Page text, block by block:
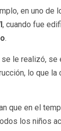
en uno de
, cuando fue
.
le realizó, se
lo que la
que en el
los niños